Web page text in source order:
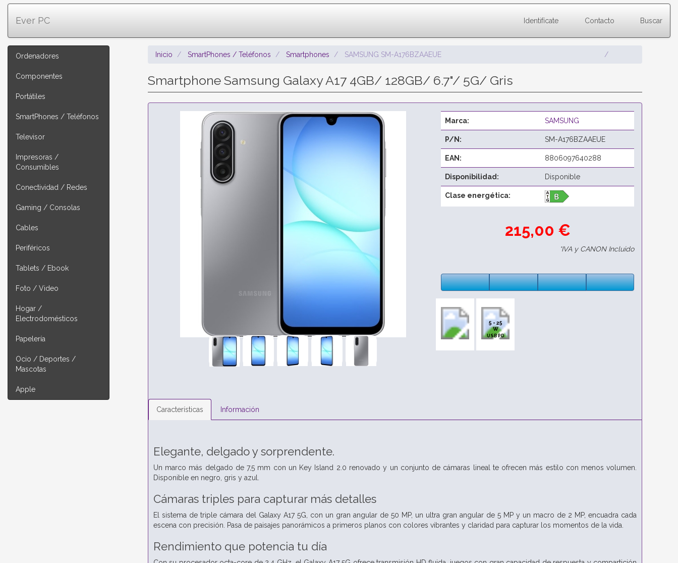
Ever PC Identifícate Contacto Buscar
Ordenadores
Componentes
Portátiles
SmartPhones / Teléfonos
Televisor
Impresoras /
Consumibles
Conectividad / Redes
Gaming / Consolas
Cables
Periféricos
Tablets / Ebook
Foto / Video
Hogar /
Electrodomésticos
Papelería
Ocio / Deportes /
Mascotas
Apple
Inicio SmartPhones / Teléfonos Smartphones SAMSUNG SM-A176BZAAEUE
Smartphone Samsung Galaxy A17 4GB/ 128GB/ 6.7"/ 5G/ Gris
Marca: SAMSUNG
P/N: SM-A176BZAAEUE
EAN: 8806097640288
Disponibilidad: Disponible
Clase energética:
215,00 €
*IVA y CANON Incluido
5 - 25
W
USB PD
Características Información
Elegante, delgado y sorprendente.
Un marco más delgado de 7,5 mm con un Key Island 2.0 renovado y un conjunto de cámaras lineal te ofrecen más estilo con menos volumen.
Disponible en negro, gris y azul.
Cámaras triples para capturar más detalles
El sistema de triple cámara del Galaxy A17 5G, con un gran angular de 50 MP, un ultra gran angular de 5 MP y un macro de 2 MP, encuadra cada
escena con precisión. Pasa de paisajes panorámicos a primeros planos con colores vibrantes y claridad para capturar los momentos de la vida.
Rendimiento que potencia tu día